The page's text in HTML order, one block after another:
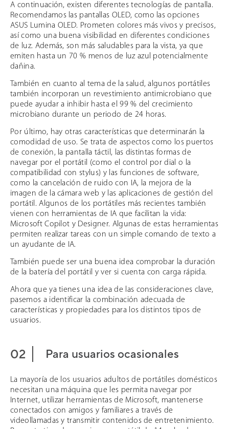
A continuación, existen diferentes tecnologías de pantalla.
Recomendamos las pantallas OLED, como las opciones
ASUS Lumina OLED. Prometen colores más vivos y precisos,
así como una buena visibilidad en diferentes condiciones
de luz. Además, son más saludables para la vista, ya que
emiten hasta un 70 % menos de luz azul potencialmente
dañina.
También en cuanto al tema de la salud, algunos portátiles
también incorporan un revestimiento antimicrobiano que
puede ayudar a inhibir hasta el 99 % del crecimiento
microbiano durante un periodo de 24 horas.
Por último, hay otras características que determinarán la
comodidad de uso. Se trata de aspectos como los puertos
de conexión, la pantalla táctil, las distintas formas de
navegar por el portátil (como el control por dial o la
compatibilidad con stylus) y las funciones de software,
como la cancelación de ruido con IA, la mejora de la
imagen de la cámara web y las aplicaciones de gestión del
portátil. Algunos de los portátiles más recientes también
vienen con herramientas de IA que facilitan la vida:
Microsoft Copilot y Designer. Algunas de estas herramientas
permiten realizar tareas con un simple comando de texto a
un ayudante de IA.
También puede ser una buena idea comprobar la duración
de la batería del portátil y ver si cuenta con carga rápida.
Ahora que ya tienes una idea de las consideraciones clave,
pasemos a identificar la combinación adecuada de
características y propiedades para los distintos tipos de
usuarios.
Para usuarios ocasionales
La mayoría de los usuarios adultos de portátiles domésticos
necesitan una máquina que les permita navegar por
Internet, utilizar herramientas de Microsoft, mantenerse
conectados con amigos y familiares a través de
videollamadas y transmitir contenidos de entretenimiento.